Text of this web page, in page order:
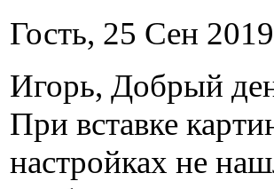
Гость, 25 Сен
Игорь, Добрый
При вставке
настройках не